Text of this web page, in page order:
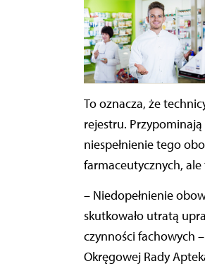
To oznacza, że
rejestru.
niespełnienie tego
farmaceutycznych,
– Niedopełnienie
skutkowało utratą
czynności fachowych
Okręgowej Rady